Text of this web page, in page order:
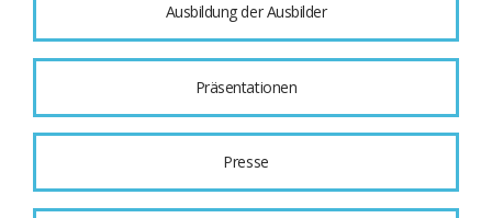
Ausbildung der Ausbilder
Präsentationen
Presse